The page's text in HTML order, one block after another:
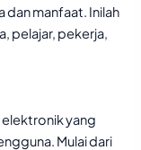
dan manfaat. Inilah
pelajar, pekerja,
elektronikyang
Mulai dari